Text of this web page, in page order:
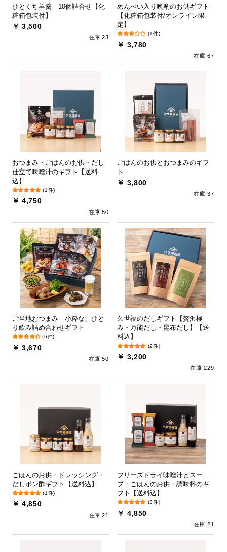
ひとくち羊羹 10個詰合せ【化
粧箱包装付】
￥ 3,500
在庫 23
めんべい入り晩酌のお供ギフト
【化粧箱包装付/オンライン限
定】
(1件)
￥ 3,780
在庫 67
おつまみ・ごはんのお供・だし
仕立て味噌汁のギフト【送料
込】
(1件)
￥ 4,750
在庫 50
ごはんのお供とおつまみのギフ
ト
￥ 3,800
在庫 37
ご当地おつまみ 小粋な、ひと
り飲み詰め合わせギフト
(6件)
￥ 3,670
在庫 50
久世福のだしギフト【贅沢極
み・万能だし・昆布だし】【送
料込】
(2件)
￥ 3,200
在庫 229
ごはんのお供・ドレッシング・
だしポン酢ギフト【送料込】
(1件)
￥ 4,850
在庫 21
フリーズドライ味噌汁とスー
プ・ごはんのお供・調味料のギ
フト【送料込】
(3件)
￥ 4,850
在庫 21